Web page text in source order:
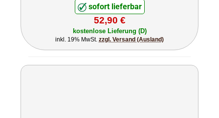
sofort lieferbar
52,90 €
kostenlose Lieferung (D)
inkl. 19% MwSt. zzgl. Versand (Ausland)